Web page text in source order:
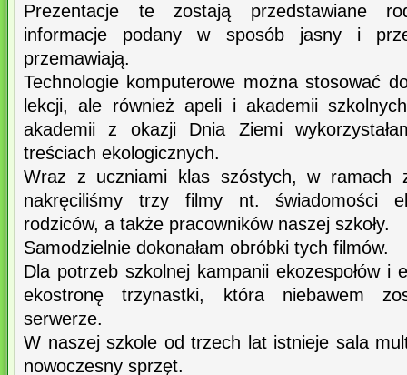
Prezentacje te zostają przedstawiane
informacje podany w sposób jasny i
przemawiają.
Technologie komputerowe można stosować
lekcji, ale również apeli i akademii
akademii z okazji Dnia Ziemi
treściach ekologicznych.
Wraz z uczniami klas szóstych, w ramach
nakręciliśmy trzy filmy nt. świadomości
rodziców, a także pracowników naszej szkoły.
Samodzielnie dokonałam obróbki tych filmów.
Dla potrzeb szkolnej kampanii ekozespołów i
ekostronę trzynastki, która niebawem
serwerze.
W naszej szkole od trzech lat istnieje sala
nowoczesny sprzęt.